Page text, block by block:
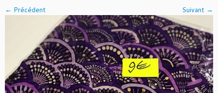
← Précédent Suivant →